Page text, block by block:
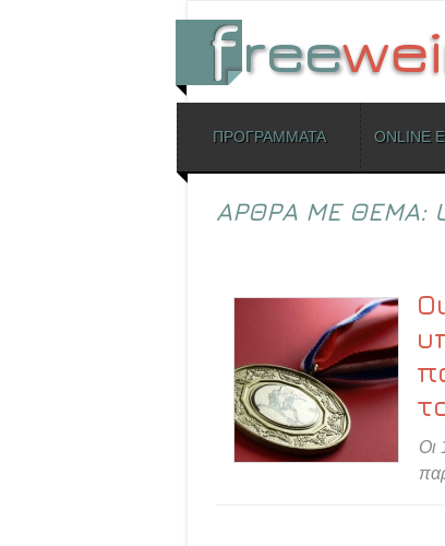
Skip to content
ΠΡΟΓΡΑΜΜΑΤΑ ONLINE
ΑΡΘΡΑ ΜΕ ΘΕΜΑ:
Οι